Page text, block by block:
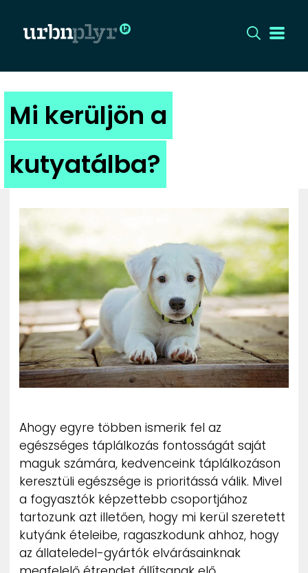
CÍMLAP
DIZÁJN
DIVAT
KULT
UTCA
ZENE
MÉDIAAJÁNLAT
IMPRESSZUM
PR-ARCHÍVUM
Mi kerüljön a
kutyatálba?
Ahogy egyre többen ismerik fel az
egészséges táplálkozás fontosságát saját
maguk számára, kedvenceink táplálkozáson
keresztüli egészsége is prioritássá válik. Mivel
a fogyasztók képzettebb csoportjához
tartozunk azt illetően, hogy mi kerül szeretett
kutyánk ételeibe, ragaszkodunk ahhoz, hogy
az állateledel-gyártók elvárásainknak